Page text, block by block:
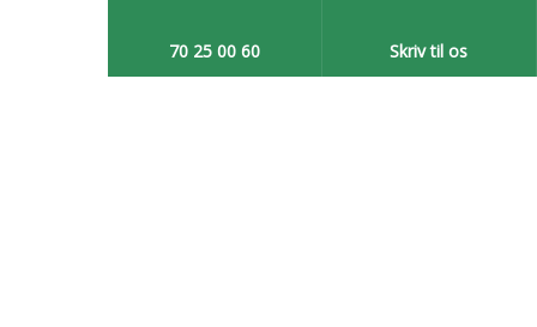
70 25 00 60​ Skriv til os​